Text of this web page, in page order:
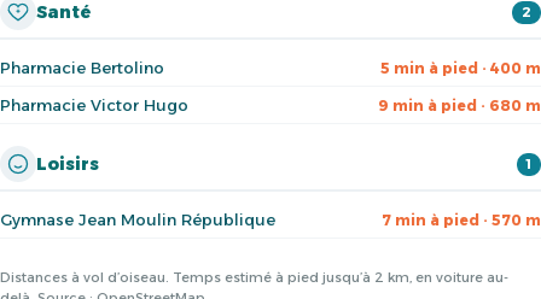
Santé 2
Pharmacie Bertolino 5 min à pied · 400 m
Pharmacie Victor Hugo 9 min à pied · 680 m
Loisirs 1
Gymnase Jean Moulin République 7 min à pied · 570 m
Distances à vol d’oiseau. Temps estimé à pied jusqu’à 2 km, en voiture au-